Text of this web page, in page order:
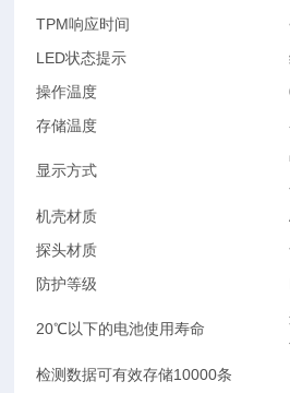
TPM响应时间
LED状态提示
操作温度
存储温度
显示方式
机壳材质
探头材质
防护等级
20℃以下的电池使用寿命
检测数据可有效存储10000条